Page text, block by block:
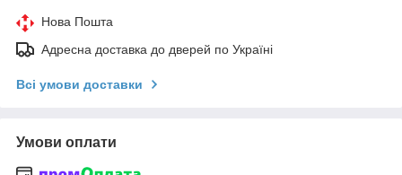
Нова Пошта
Адресна доставка до дверей по Україні
Всі умови доставки
Умови оплати